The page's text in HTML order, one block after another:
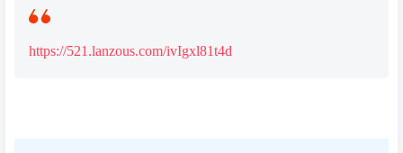
https://521.lanzous.com/ivIgxl81t4d